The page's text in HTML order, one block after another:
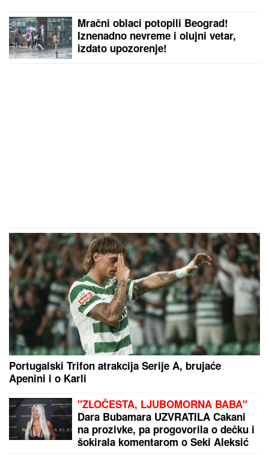
Mračni oblaci potopili Beograd!
Iznenadno nevreme i olujni vetar,
izdato upozorenje!
Portugalski Trifon atrakcija Serije A, brujaće
Apenini i o Karli
"ZLOČESTA, LJUBOMORNA BABA"
Dara Bubamara UZVRATILA Cakani
na prozivke, pa progovorila o dečku i
šokirala komentarom o Seki Aleksić